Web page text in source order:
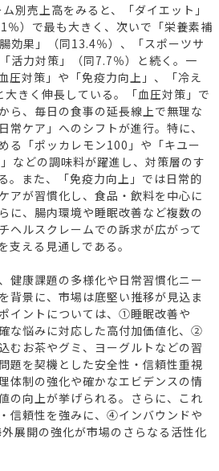
別売上高をみると、「ダイエット」
）で最も大きく、次いで「栄養素補
効果」（同13.4％）、「スポーツサ
活力対策」（同7.7％）と続く。一
圧対策」や「免疫力向上」、「冷え
きく伸長している。「血圧対策」で
ら、毎日の食事の延長線上で無理な
常ケア」へのシフトが進行。特に、
る「ポッカレモン100」や「キユー
などの調味料が躍進し、対策層のす
。また、「免疫力向上」では日常的
アが習慣化し、食品・飲料を中心に
に、腸内環境や睡眠改善など複数の
ヘルスクレームでの訴求が広がって
支える見通しである。
健康課題の多様化や日常習慣化ニー
背景に、市場は底堅い推移が見込ま
イントについては、①睡眠改善や
な悩みに対応した高付加価値化、②
むお茶やグミ、ヨーグルトなどの習
題を契機とした安全性・信頼性重視
体制の強化や確かなエビデンスの情
の向上が挙げられる。さらに、これ
信頼性を強みに、④インバウンドや
展開の強化が市場のさらなる活性化